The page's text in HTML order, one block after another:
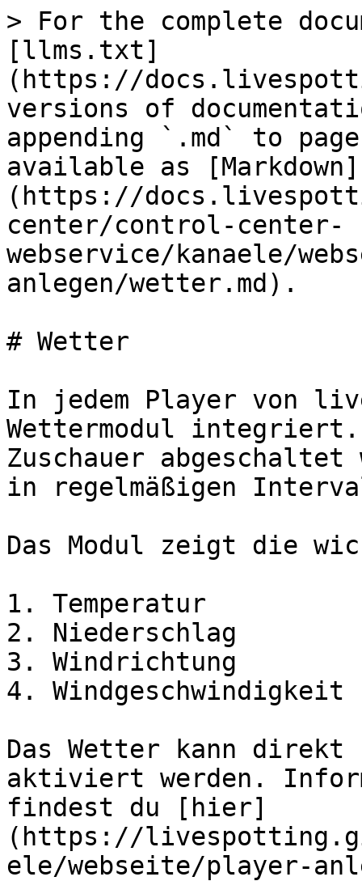
> For the complete
[llms.txt]
(https://
versions of
appending `.md` to
available as [Markdown]
(https://
center/control-center-
webservice/kanaele/
anlegen/wetter.md).
# Wetter
In jedem Player von
Wettermodul integriert.
Zuschauer abgeschaltet
in regelmäßigen
Das Modul zeigt die
1. Temperatur
2. Niederschlag
3. Windrichtung
4. Windgeschwindigkeit
Das Wetter kann direkt
aktiviert werden.
findest du [hier]
(https://
ele/webseite/player-